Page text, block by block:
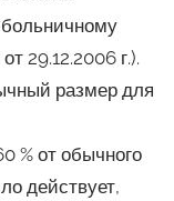
29.12.2006 г.).
размер для
% от обычного
действует,